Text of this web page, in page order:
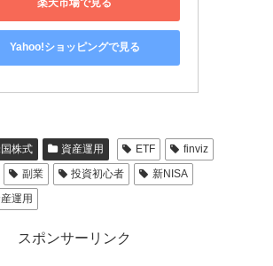
楽天市場で見る
Yahoo!ショッピングで見る
株式 資産運用 ETF
finviz
副業 投資初心者
新NISA
運用
スポンサーリンク